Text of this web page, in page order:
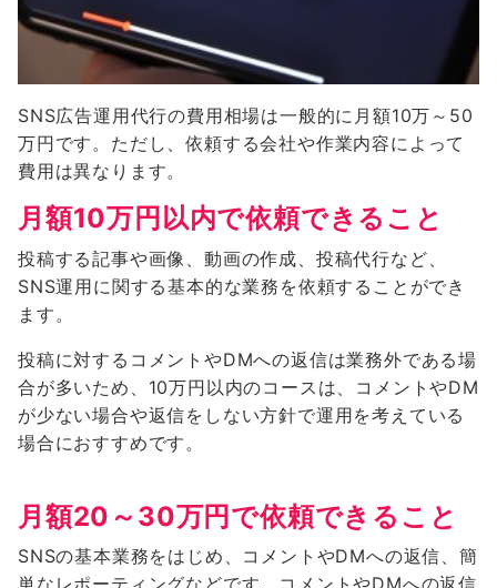
SNS広告運用代行の費用相場は一般的に月額10万～50
万円です。ただし、依頼する会社や作業内容によって
費用は異なります。
月額10万円以内で依頼できること
投稿する記事や画像、動画の作成、投稿代行など、
SNS運用に関する基本的な業務を依頼することができ
ます。
投稿に対するコメントやDMへの返信は業務外である場
合が多いため、10万円以内のコースは、コメントやDM
が少ない場合や返信をしない方針で運用を考えている
場合におすすめです。
月額20～30万円で依頼できること
SNSの基本業務をはじめ、コメントやDMへの返信、簡